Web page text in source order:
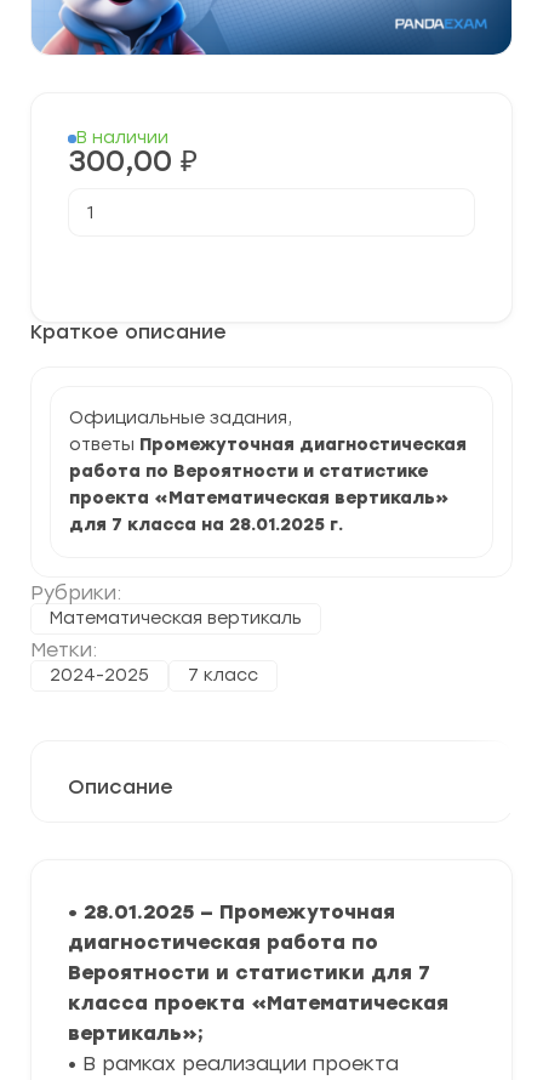
Краткое описание
Официальные задания,
ответы Промежуточная диагностическая
работа по Вероятности и статистике
проекта «Математическая вертикаль»
для 7 класса на 28.01.2025 г.
Рубрики:
Математическая вертикаль
Метки:
2024-2025 7 класс
В наличии
300,00 ₽
товара
Вероятности
7
класса
задания
и
ответы
Описание
• 28.01.2025 — Промежуточная
диагностическая работа по
Вероятности и статистики для 7
класса проекта «Математическая
вертикаль»;
• В рамках реализации проекта